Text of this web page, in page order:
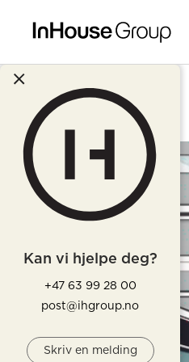
Kan vi hjelpe deg?
+47 63 99 28 00
post@ihgroup.no
Skriv en melding